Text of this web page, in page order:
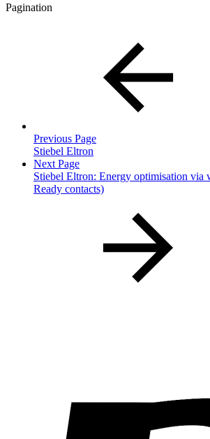
Pagination
Previous Page
Stiebel Eltron
Next Page
Stiebel Eltron: Energy optimisation via
Ready contacts)